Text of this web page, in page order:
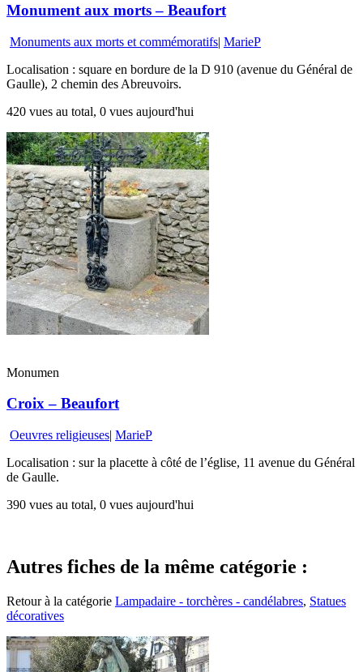
Monument aux morts – Beaufort
Monuments aux morts et commémoratifs| MarieP
Localisation : square en bordure de la D 910 (avenue du Général de
Gaulle), 2 chemin des Abreuvoirs.
420 vues au total, 0 vues aujourd'hui
Monumen
Croix – Beaufort
Oeuvres religieuses| MarieP
Localisation : sur la placette à côté de l’église, 11 avenue du Général
de Gaulle.
390 vues au total, 0 vues aujourd'hui
Autres fiches de la même catégorie :
Retour à la catégorie Lampadaire - torchères - candélabres, Statues
décoratives